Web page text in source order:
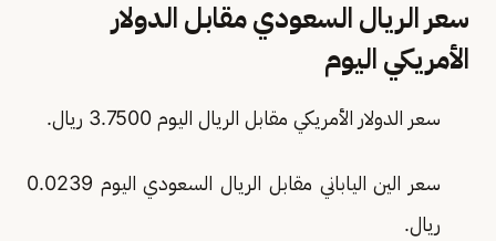
سعر الريال السعودي مقابل الدولار
الأمريكي اليوم
سعر الدولار الأمريكي مقابل الريال اليوم 3.7500 ريال.
سعر الين الياباني مقابل الريال السعودي اليوم 0.0239
ريال.